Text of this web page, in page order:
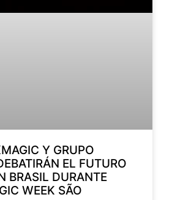
Y GRUPO
EL FUTURO
BRASIL DURANTE
WEEK SÃO